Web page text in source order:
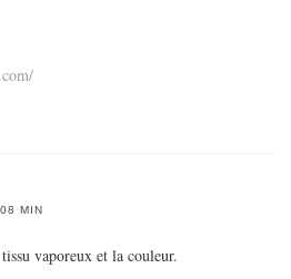
MIN
vaporeux et la couleur.